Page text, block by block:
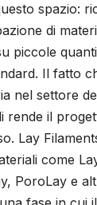
spazio:
di
piccole
Il fatto
nel settore
rende il
Lay
come
PoroLay e